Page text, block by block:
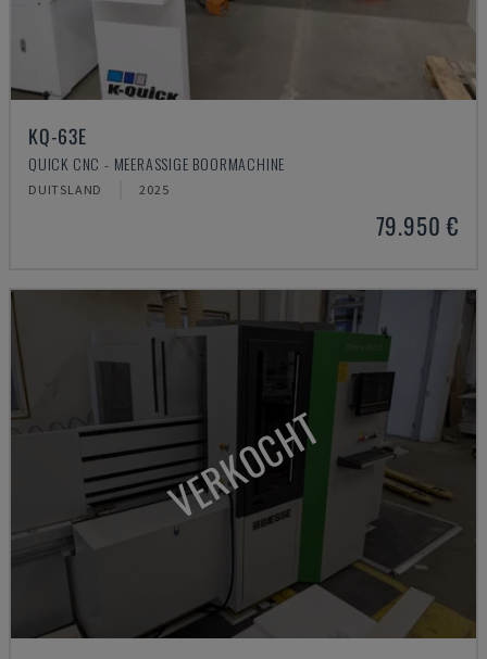
KQ-63E
QUICK CNC - MEERASSIGE BOORMACHINE
DUITSLAND 2025
79.950 €
VERKOCHT